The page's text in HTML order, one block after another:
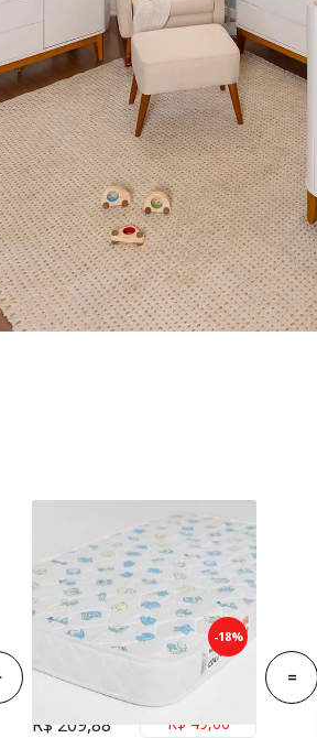
-18%
Colchão de Espuma Plummi
Berço 70cmx1,30mx10cm D18
R$ 258,88
R$ 209,88
Economize
R$ 49,00
=